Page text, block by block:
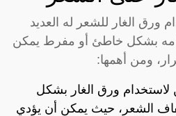
ورق الغار للشعر له العديد
بشكل خاطئ أو مفرط يمكن
ومن أهمها:
لاستخدام ورق الغار بشكل
الشعر، حيث يمكن أن يؤدي